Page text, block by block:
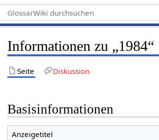
Informationen zu „1984“
Seite Diskussion
Basisinformationen
Anzeigetitel